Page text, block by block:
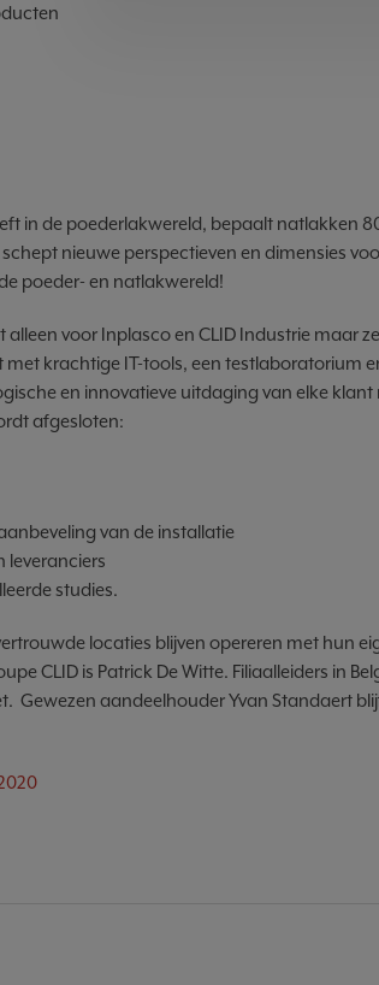
in de poederlakwereld, bepaalt natlakken
nieuwe perspectieven en dimensies
poeder- en natlakwereld!
voor Inplasco en CLID Industrie maar
met krachtige IT-tools, een testlaboratorium
en innovatieve uitdaging van elke
afgesloten:
van de installatie
leveranciers
studies.
locaties blijven opereren met hun
CLID is Patrick De Witte. Filiaalleiders in
Gewezen aandeelhouder Yvan Standaert